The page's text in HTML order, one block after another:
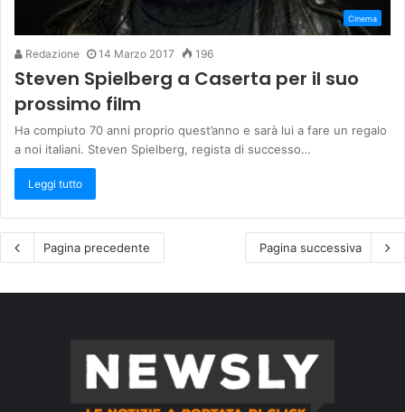
Cinema
Redazione 14 Marzo 2017 196
Steven Spielberg a Caserta per il suo
prossimo film
Ha compiuto 70 anni proprio quest’anno e sarà lui a fare un regalo
a noi italiani. Steven Spielberg, regista di successo…
Leggi tutto
Pagina precedente Pagina successiva